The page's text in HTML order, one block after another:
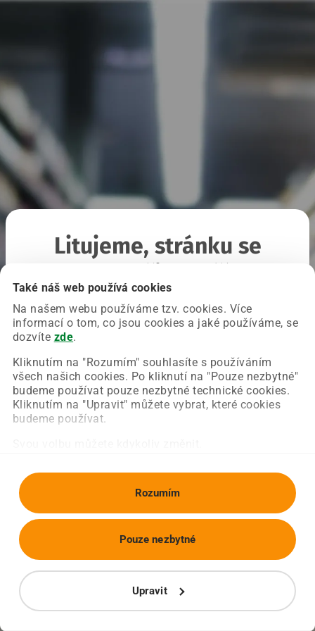
Také náš web používá cookies
Na našem webu používáme tzv. cookies. Více
informací o tom, co jsou cookies a jaké používáme, se
dozvíte zde.
Kliknutím na "Rozumím" souhlasíte s používáním
všech našich cookies. Po kliknutí na "Pouze nezbytné"
budeme používat pouze nezbytné technické cookies.
Kliknutím na "Upravit" můžete vybrat, které cookies
budeme používat.
Rozumím
Upravit
Pouze nezbytné
Litujeme, stránku se
Chyba nastala na naší straně a už ji opravujeme.
Zkuste prosím znovu načíst požadovanou stránku.
Obnovit stránku Úvodní strana